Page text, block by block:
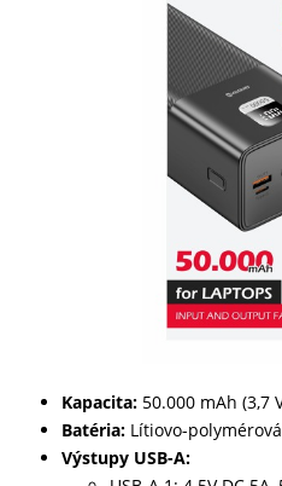
Kapacita: 50.000 mAh (3,7
Batéria: Lítiovo-polymérová
Výstupy USB-A: